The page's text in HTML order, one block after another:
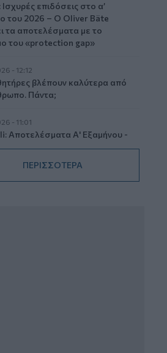
επιδόσεις στο α’
του 2026 – Ο Oliver Bäte
τα αποτελέσματα με το
του «protection gap»
- 12:12
βλέπουν καλύτερα από
Πάντα;
- 11:01
Αποτελέσματα Α' Εξαμήνου -
ανάπτυξη στα Λειτουργικά
με συμβολή από όλες
δραστηριότητες
ΠΕΡΙΣΣΟΤΕΡΑ